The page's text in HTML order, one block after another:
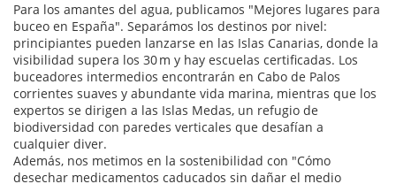
Para los amantes del agua, publicamos "Mejores lugares para
buceo en España". Separámos los destinos por nivel:
principiantes pueden lanzarse en las Islas Canarias, donde la
visibilidad supera los 30 m y hay escuelas certificadas. Los
buceadores intermedios encontrarán en Cabo de Palos
corrientes suaves y abundante vida marina, mientras que los
expertos se dirigen a las Islas Medas, un refugio de
biodiversidad con paredes verticales que desafían a
cualquier diver.
Además, nos metimos en la sostenibilidad con "Cómo
desechar medicamentos caducados sin dañar el medio